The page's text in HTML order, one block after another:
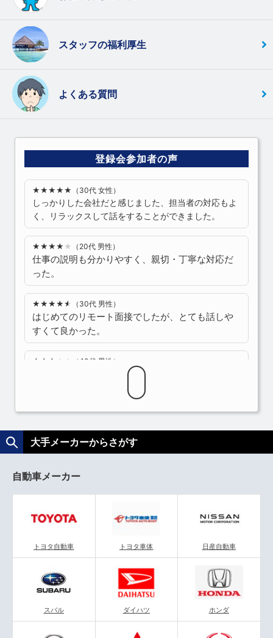
スタッフの福利厚生
よくある質問
登録会参加者の声
（30代 女性）
しっかりした会社だと感じました、担当者の対応もよ
く、リラックスして話をすることができました。
（20代 男性）
仕事の説明も分かりやすく、親切・丁寧な対応だ
った。
（30代 男性）
はじめてのリモート面接でしたが、とても話しや
すくて良かった。
（40代 男性）
自分に合せた情報を教えてくれたので、非常に助
緊張せずに面接することができ、親身に話も聞い
てもらえた。
（20代 女性）
面接途中で通信環境が悪くなったけれど、丁寧な
対応をしていただき、感謝しています。
（50代 男性）
大手メーカーからさがす
自動車メーカー
トヨタ自動車 トヨタ車体 日産自動車
スバル ダイハツ ホンダ